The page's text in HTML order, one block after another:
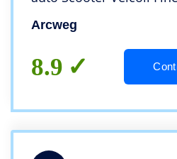
Super rumoroso e
(telecomando incluso)
Arcweg
8.9